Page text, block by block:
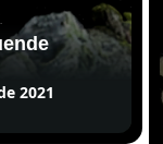
2021